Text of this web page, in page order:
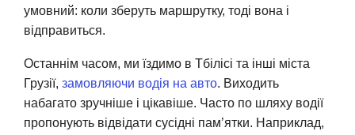
умовний: коли зберуть маршрутку, тоді вона і
відправиться.
Останнім часом, ми їздимо в Тбілісі та інші міста
Грузії, замовляючи водія на авто. Виходить
набагато зручніше і цікавіше. Часто по шляху водії
пропонують відвідати сусідні пам’ятки. Наприклад,